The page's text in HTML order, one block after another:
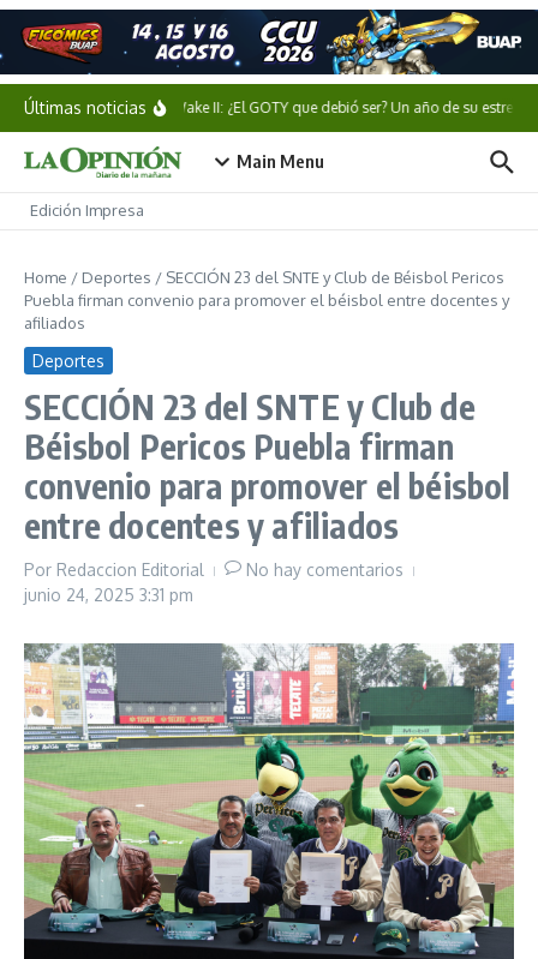
Saltar al contenido
Últimas noticiasAlan Wake II: ¿El GOTY que debió ser? Un año de su estreno
Main Menu
Edición Impresa
Home / Deportes / SECCIÓN 23 del SNTE y Club de Béisbol Pericos
Puebla firman convenio para promover el béisbol entre docentes y
afiliados
Deportes
SECCIÓN 23 del SNTE y Club de
Béisbol Pericos Puebla firman
convenio para promover el béisbol
entre docentes y afiliados
Por Redaccion Editorial
No hay comentarios
junio 24, 2025 3:31 pm